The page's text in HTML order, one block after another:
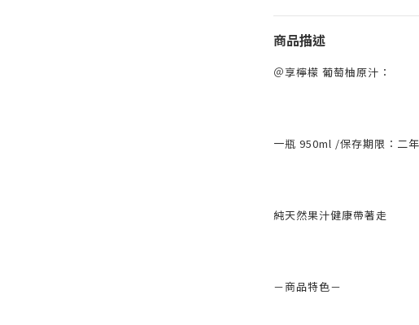
商品描述
＠享檸檬 葡萄柚原汁：
一瓶 950ml /保存期限：二
純天然果汁健康帶著走
－商品特色－